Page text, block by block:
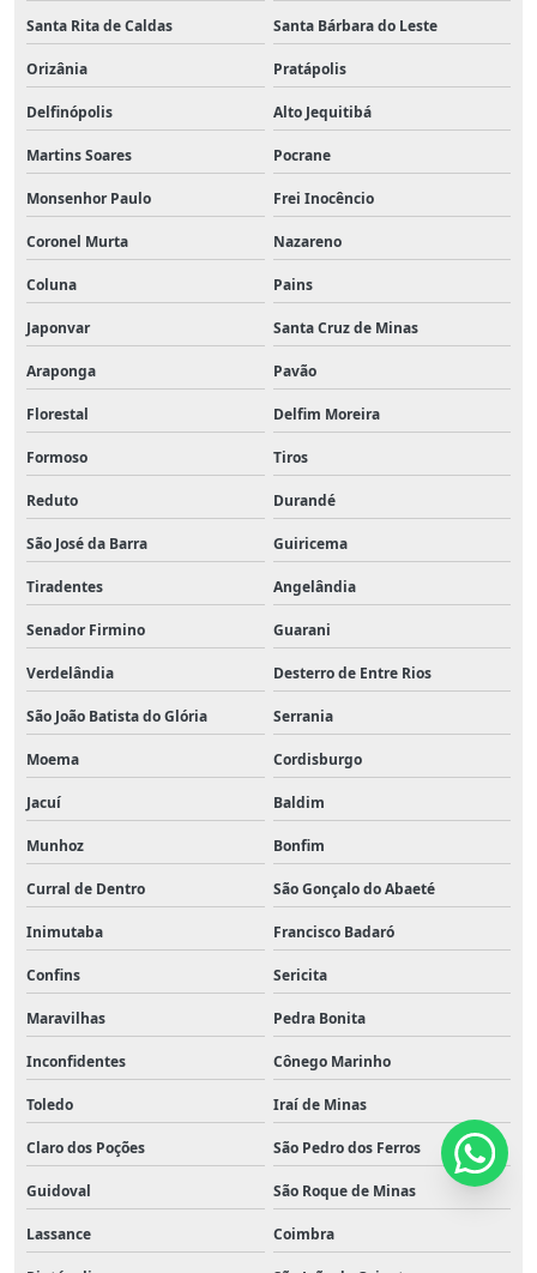
Santa Rita de Caldas Santa Bárbara do Leste
Orizânia Pratápolis
Delfinópolis Alto Jequitibá
Martins Soares Pocrane
Monsenhor Paulo Frei Inocêncio
Coronel Murta Nazareno
Coluna Pains
Japonvar Santa Cruz de Minas
Araponga Pavão
Florestal Delfim Moreira
Formoso Tiros
Reduto Durandé
São José da Barra Guiricema
Tiradentes Angelândia
Senador Firmino Guarani
Verdelândia Desterro de Entre Rios
São João Batista do Glória Serrania
Moema Cordisburgo
Jacuí Baldim
Munhoz Bonfim
Curral de Dentro São Gonçalo do Abaeté
Inimutaba Francisco Badaró
Confins Sericita
Maravilhas Pedra Bonita
Inconfidentes Cônego Marinho
Toledo Iraí de Minas
Claro dos Poções São Pedro dos Ferros
Guidoval São Roque de Minas
Lassance Coimbra